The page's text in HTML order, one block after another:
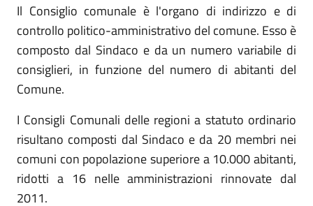
Il Consiglio comunale è l'organo di indirizzo e di
controllo politico-amministrativo del comune. Esso è
composto dal Sindaco e da un numero variabile di
consiglieri, in funzione del numero di abitanti del
Comune.
I Consigli Comunali delle regioni a statuto ordinario
risultano composti dal Sindaco e da 20 membri nei
comuni con popolazione superiore a 10.000 abitanti,
ridotti a 16 nelle amministrazioni rinnovate dal
2011.